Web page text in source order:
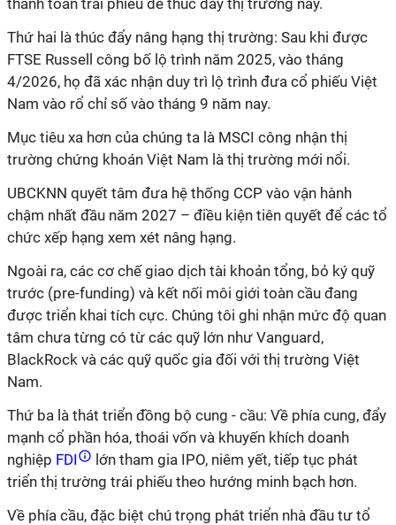
thanh toán trái phiếu để thúc đẩy thị trường này.
Thứ hai là thúc đẩy nâng hạng thị trường: Sau khi được
FTSE Russell công bố lộ trình năm 2025, vào tháng
4/2026, họ đã xác nhận duy trì lộ trình đưa cổ phiếu Việt
Nam vào rổ chỉ số vào tháng 9 năm nay.
Mục tiêu xa hơn của chúng ta là MSCI công nhận thị
trường chứng khoán Việt Nam là thị trường mới nổi.
UBCKNN quyết tâm đưa hệ thống CCP vào vận hành
chậm nhất đầu năm 2027 – điều kiện tiên quyết để các tổ
chức xếp hạng xem xét nâng hạng.
Ngoài ra, các cơ chế giao dịch tài khoản tổng, bỏ ký quỹ
trước (pre-funding) và kết nối môi giới toàn cầu đang
được triển khai tích cực. Chúng tôi ghi nhận mức độ quan
tâm chưa từng có từ các quỹ lớn như Vanguard,
BlackRock và các quỹ quốc gia đối với thị trường Việt
Nam.
Thứ ba là thát triển đồng bộ cung - cầu: Về phía cung, đẩy
mạnh cổ phần hóa, thoái vốn và khuyến khích doanh
nghiệp FDI
lớn tham gia IPO, niêm yết, tiếp tục phát
triển thị trường trái phiếu theo hướng minh bạch hơn.
Về phía cầu, đặc biệt chú trọng phát triển nhà đầu tư tổ